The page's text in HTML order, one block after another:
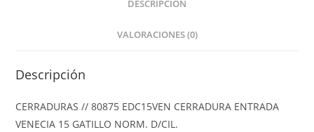
DESCRIPCIÓN
VALORACIONES (0)
Descripción
CERRADURAS // 80875 EDC15VEN CERRADURA ENTRADA
VENECIA 15 GATILLO NORM. D/CIL.